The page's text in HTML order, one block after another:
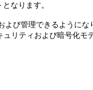
なります。
よび管理できるよう
リティおよび暗号化モ